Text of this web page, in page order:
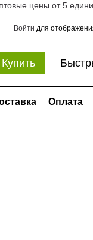
цены от 5
Войти для
Купить
Оплата